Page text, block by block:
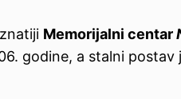
Memorijalni centar
godine, a stalni